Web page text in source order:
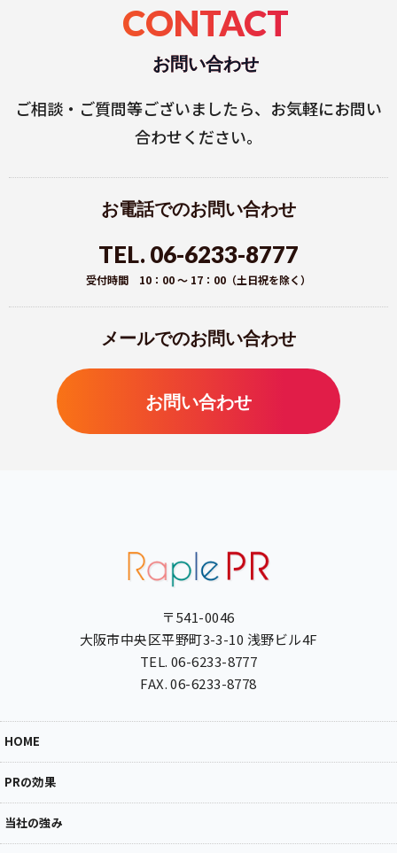
CONTACT
お問い合わせ
ご相談・ご質問等ございましたら、お気軽にお問い
合わせください。
お電話でのお問い合わせ
TEL. 06-6233-8777
受付時間 10：00 ～ 17：00（土日祝を除く）
メールでのお問い合わせ
お問い合わせ
〒541-0046
大阪市中央区平野町3-3-10 浅野ビル4F
TEL. 06-6233-8777
FAX. 06-6233-8778
HOME
PRの効果
当社の強み